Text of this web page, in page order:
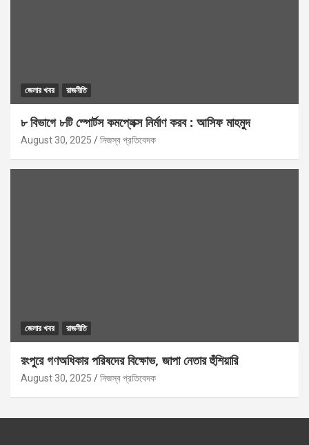
জেলার খবর রাজনীতি
৮ বিভাগে ৮টি স্পোর্টস কমপ্লেক্স নির্মাণ করব : আসিফ মাহমুদ
August 30, 2025 নিজস্ব প্রতিবেদক
জেলার খবর রাজনীতি
রংপুরে গণঅধিকার পরিষদের বিক্ষোভ, জাপা নেতার হুঁশিয়ারি
August 30, 2025 নিজস্ব প্রতিবেদক